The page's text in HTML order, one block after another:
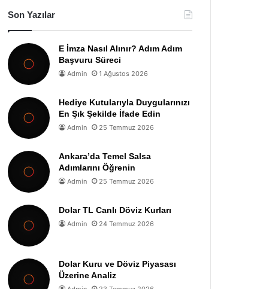
Son Yazılar
E İmza Nasıl Alınır? Adım Adım
Başvuru Süreci
Admin 1 Ağustos 2026
Hediye Kutularıyla Duygularınızı
En Şık Şekilde İfade Edin
Admin 25 Temmuz 2026
Ankara’da Temel Salsa
Adımlarını Öğrenin
Admin 25 Temmuz 2026
Dolar TL Canlı Döviz Kurları
Admin 24 Temmuz 2026
Dolar Kuru ve Döviz Piyasası
Üzerine Analiz